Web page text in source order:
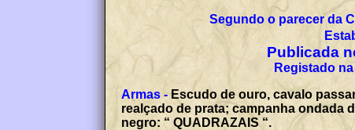
Segundo o parecer da
Publicada
Registado
Armas - Escudo de ouro, cavalo
realçado de prata; campanha ondada
negro: “ QUADRAZAIS “.